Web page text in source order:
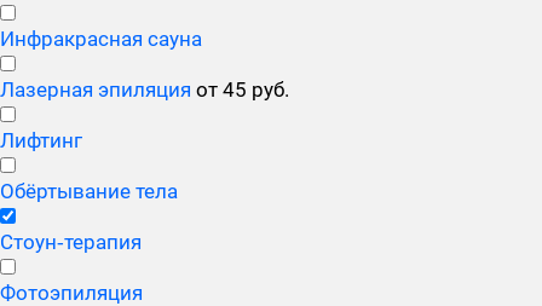
Инфракрасная сауна
Лазерная эпиляция от 45 руб.
Лифтинг
Обёртывание тела
Стоун‑терапия
Фотоэпиляция